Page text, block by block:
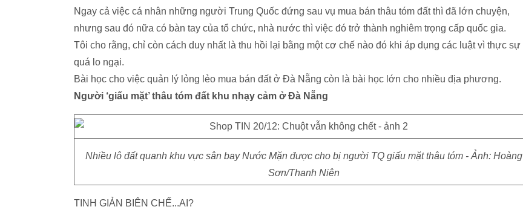
Ngay cả việc cá nhân những người Trung Quốc đứng sau vụ mua bán thâu tóm đất thì đã lớn chuyện,
nhưng sau đó nữa có bàn tay của tổ chức, nhà nước thì việc đó trở thành nghiêm trọng cấp quốc gia.
Tôi cho rằng, chỉ còn cách duy nhất là thu hồi lại bằng một cơ chế nào đó khi áp dụng các luật vì thực sự
quá lo ngại.
Bài học cho việc quản lý lỏng lẻo mua bán đất ở Đà Nẵng còn là bài học lớn cho nhiều địa phương.
Người ‘giấu mặt’ thâu tóm đất khu nhạy cảm ở Đà Nẵng
Nhiều lô đất quanh khu vực sân bay Nước Mặn được cho bị người TQ giấu mặt thâu tóm - Ảnh: Hoàng
Sơn/Thanh Niên
TINH GIẢN BIÊN CHẾ...AI?